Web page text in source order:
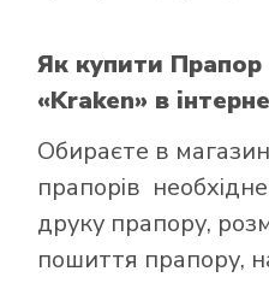
Як купити Прапор
«Kraken» в
Обираєте в
прапорів
друку прапору,
пошиття прапору,